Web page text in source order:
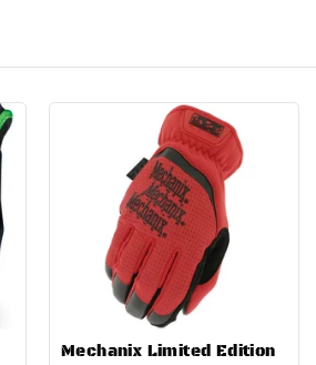
Mechanix Limited Edition